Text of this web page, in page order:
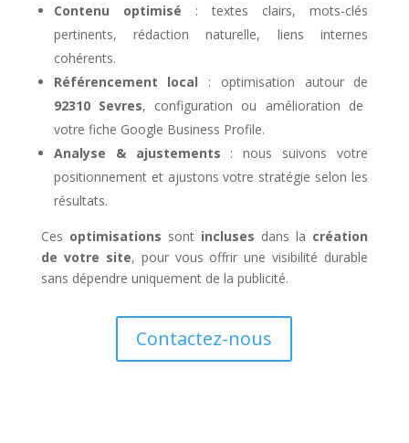
Contenu optimisé : textes clairs, mots-clés
pertinents, rédaction naturelle, liens internes
cohérents.
Référencement local : optimisation autour de
92310 Sevres, configuration ou amélioration de
votre fiche Google Business Profile.
Analyse & ajustements : nous suivons votre
positionnement et ajustons votre stratégie selon les
résultats.
Ces optimisations sont incluses dans la création
de votre site, pour vous offrir une visibilité durable
sans dépendre uniquement de la publicité.
Contactez-nous